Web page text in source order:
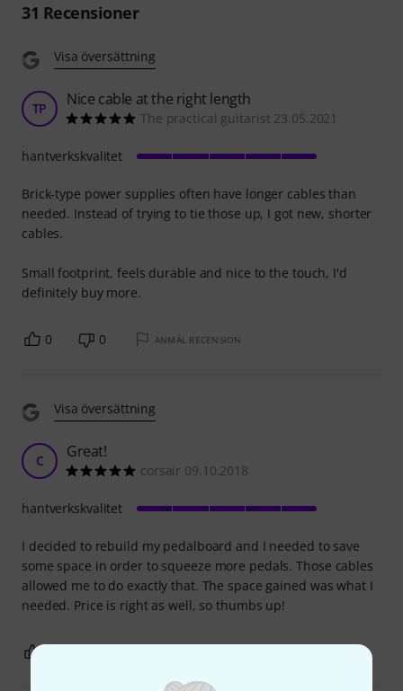
31 Recensioner
Visa översättning
TP Nice cable at the right length
The practical guitarist 23.05.2021
Brick-type power supplies often have longer cables than
needed. Instead of trying to tie those up, I got new, shorter
cables.
Small footprint, feels durable and nice to the touch, I'd
definitely buy more.
hantverkskvalitet
0 0 ANMÄL RECENSION
Visa översättning
C Great!
corsair 09.10.2018
I decided to rebuild my pedalboard and I needed to save
some space in order to squeeze more pedals. Those cables
allowed me to do exactly that. The space gained was what I
needed. Price is right as well, so thumbs up!
hantverkskvalitet